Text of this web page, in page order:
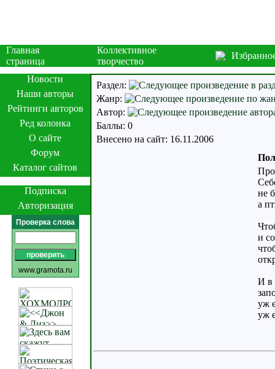
Главная
страница
Коллективное
творчество
Новости
Наши авторы
Рейтинги авторов
Ред колонка
О сайте
Форум
Каталог сайтов
Подписка
Авторизация
Проверка слова
www.gramota.ru
Раздел:
Жанр:
Автор:
Баллы: 0
Внесено на сайт: 16.11.2006
не
а
и
И в
уж
уж